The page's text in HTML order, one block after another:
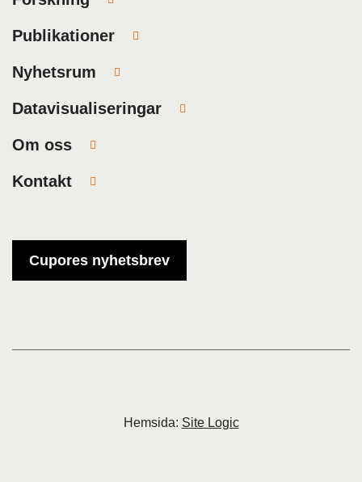
Publikationer
Nyhetsrum
Datavisualiseringar
Om oss
Kontakt
Cupores nyhetsbrev
Hemsida: Site Logic